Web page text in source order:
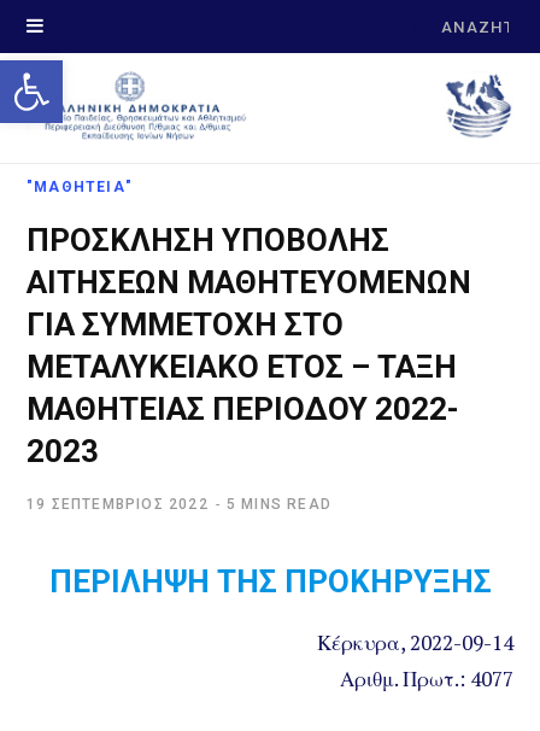
Open toolbar
Search
"ΜΑΘΗΤΕΙΑ"
ΠΡΟΣΚΛΗΣΗ ΥΠΟΒΟΛΗΣ
ΑΙΤΗΣΕΩΝ ΜΑΘΗΤΕΥΟΜΕΝΩΝ
ΓΙΑ ΣΥΜΜΕΤΟΧΗ ΣΤΟ
ΜΕΤΑΛΥΚΕΙΑΚΟ ΕΤΟΣ – ΤΑΞΗ
ΜΑΘΗΤΕΙΑΣ ΠΕΡΙΟΔΟΥ 2022-
2023
19 ΣΕΠΤΈΜΒΡΙΟΣ 2022 5 MINS READ
ΠΕΡΙΛΗΨΗ ΤΗΣ ΠΡΟΚΗΡΥΞΗΣ
Κέρκυρα, 2022-09-14
Αριθμ. Πρωτ.: 4077